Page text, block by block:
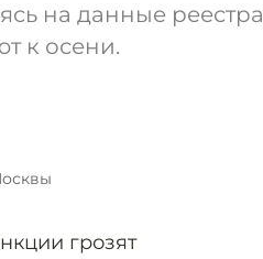
на данные реестра
к осени.
грозят